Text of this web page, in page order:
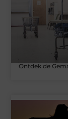
Ontdek de